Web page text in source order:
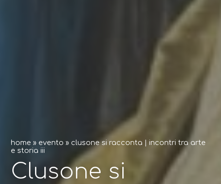
home » evento » clusone si racconta | incontri tra arte
e storia iii
Clusone si